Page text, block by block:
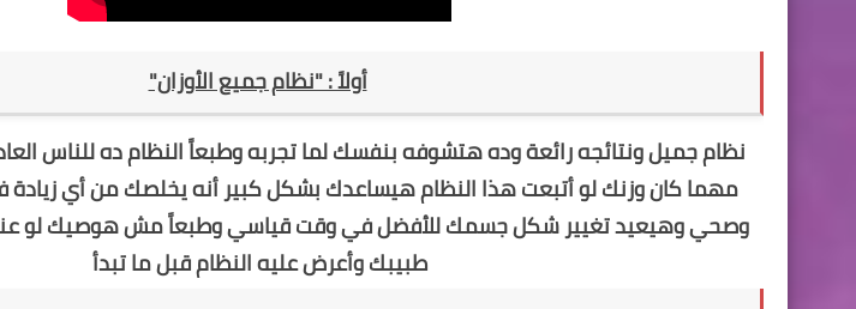
أولاً : "نظام جميع الأوزان"
مهما كان وزنك لو أتبعت هذا النظام هيساعدك بشكل كبير أنه يخلصك من أي
وصحي وهيعيد تغيير شكل جسمك للأفضل في وقت قياسي وطبعاً مش هوصيك لو
طبيبك وأعرض عليه النظام قبل ما تبدأ